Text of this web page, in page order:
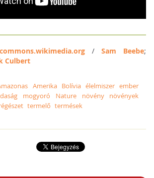
commons.wikimedia.org/Sam Beebe;
Culbert
Amerika Bolívia élelmiszer ember
mogyoró Nature növény
növények
termelő termések